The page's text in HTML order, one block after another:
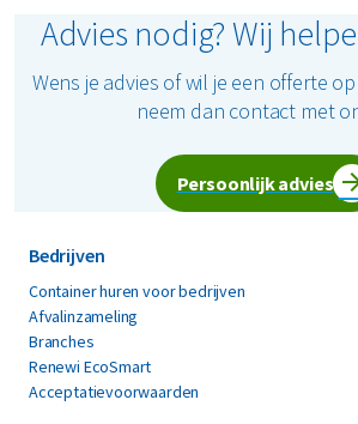
we onze CO2-uitstoot en dragen ook
aan een beter milieu.
Advies nodig? Wij
Wens je advies of wil je een offerte
neem dan contact met
Persoonlijk advies
Bedrijven
Container huren voor bedrijven
Afvalinzameling
Branches
Renewi EcoSmart
Acceptatievoorwaarden